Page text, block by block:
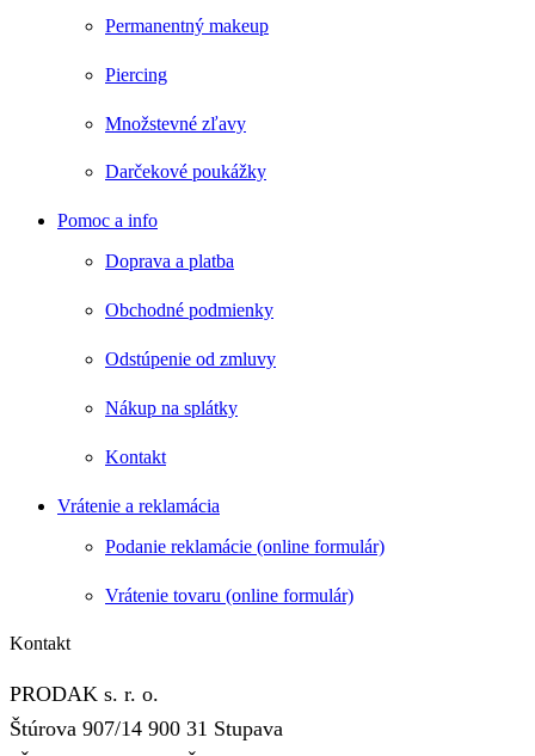
Permanentný makeup
Piercing
Množstevné zľavy
Darčekové poukážky
Pomoc a info
Doprava a platba
Obchodné podmienky
Odstúpenie od zmluvy
Nákup na splátky
Kontakt
Vrátenie a reklamácia
Podanie reklamácie (online formulár)
Vrátenie tovaru (online formulár)
Kontakt
PRODAK s. r. o.
Štúrova 907/14 900 31 Stupava